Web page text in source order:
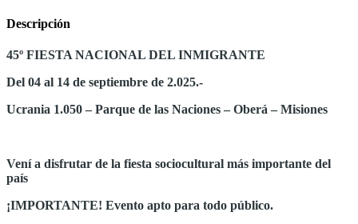
Descripción
45º FIESTA NACIONAL DEL INMIGRANTE
Del 04 al 14 de septiembre de 2.025.-
Ucrania 1.050 – Parque de las Naciones – Oberá – Misiones
Vení a disfrutar de la fiesta sociocultural más importante del
país
¡IMPORTANTE! Evento apto para todo público.